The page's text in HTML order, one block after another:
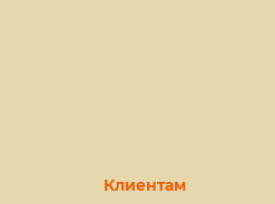
Клиентам